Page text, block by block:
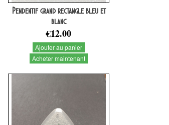
Pendentif grand rectangle bleu et
blanc
€12.00
Ajouter au panier
Acheter maintenant